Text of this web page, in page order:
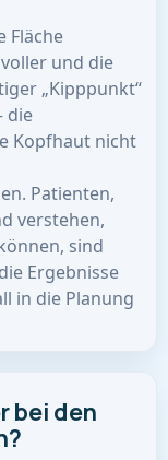
Fläche
und die
„Kipppunkt“
die
Kopfhaut nicht
Patienten,
verstehen,
sind
Ergebnisse
in die Planung
bei den